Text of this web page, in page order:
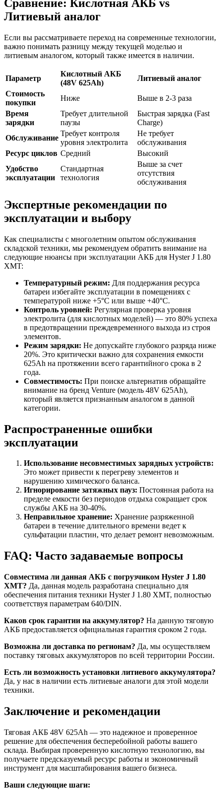
Сравнение: Кислотная АКБ vs
Литиевый аналог
Если вы рассматриваете переход на современные технологии,
важно понимать разницу между текущей моделью и
литиевым аналогом, который также имеется в наличии.
Параметр
Кислотный АКБ
(48V 625Ah)
Литиевый аналог
Стоимость
покупки
Ниже
Выше в 2-3 раза
Время
зарядки
Требует длительной
паузы
Быстрая зарядка (Fast
Charge)
Обслуживание
Требует контроля
уровня электролита
Не требует
обслуживания
Ресурс циклов Средний
Высокий
Удобство
эксплуатации
Стандартная
технология
Выше за счет
отсутствия
обслуживания
Экспертные рекомендации по
эксплуатации и выбору
Как специалисты с многолетним опытом обслуживания
складской техники, мы рекомендуем обратить внимание на
следующие нюансы при эксплуатации АКБ для Hyster J 1.80
XMT:
Температурный режим: Для поддержания ресурса
батареи избегайте эксплуатации в помещениях с
температурой ниже +5°C или выше +40°C.
Контроль уровней: Регулярная проверка уровня
электролита (для кислотных моделей) — это 80% успеха
в предотвращении преждевременного выхода из строя
элементов.
Режим зарядки: Не допускайте глубокого разряда ниже
20%. Это критически важно для сохранения емкости
625Ah на протяжении всего гарантийного срока в 2
года.
Совместимость: При поиске альтернатив обращайте
внимание на бренд Venture (модель 48V 625Ah),
который является признанным аналогом в данной
категории.
Распространенные ошибки
эксплуатации
Использование несовместимых зарядных устройств:
Это может привести к перегреву элементов и
нарушению химического баланса.
Игнорирование затяжных пауз: Постоянная работа на
пределе емкости без периодов отдыха сокращает срок
службы АКБ на 30-40%.
Неправильное хранение: Хранение разряженной
батареи в течение длительного времени ведет к
сульфатации пластин, что делает ремонт невозможным.
FAQ: Часто задаваемые вопросы
Совместима ли данная АКБ с погрузчиком Hyster J 1.80
XMT? Да, данная модель разработана специально для
обеспечения питания техники Hyster J 1.80 XMT, полностью
соответствуя параметрам 640/DIN.
Каков срок гарантии на аккумулятор? На данную тяговую
АКБ предоставляется официальная гарантия сроком 2 года.
Возможна ли доставка по регионам? Да, мы осуществляем
поставку тяговых аккумуляторов по всей территории России.
Есть ли возможность установки литиевого аккумулятора?
Да, у нас в наличии есть литиевые аналоги для этой модели
техники.
Заключение и рекомендации
Тяговая АКБ 48V 625Ah — это надежное и проверенное
решение для обеспечения бесперебойной работы вашего
склада. Выбирая проверенную кислотную технологию, вы
получаете предсказуемый ресурс работы и экономичный
инструмент для масштабирования вашего бизнеса.
Ваши следующие шаги: